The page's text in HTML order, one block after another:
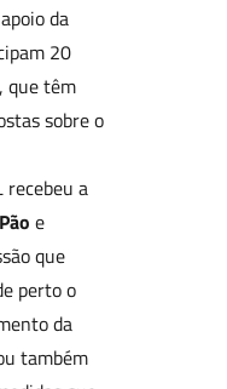
da
20
que têm
sobre o
recebeu a
e
que
perto o
da
também